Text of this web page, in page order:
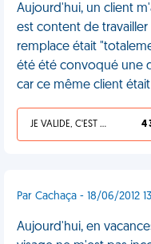
Aujourd'hui, un client
est content de
remplace était
été été convoqué une
car ce même client
JE VALIDE, C'EST UNE VDM 4
Par Cachaça - 18/06/2012
Aujourd'hui, en